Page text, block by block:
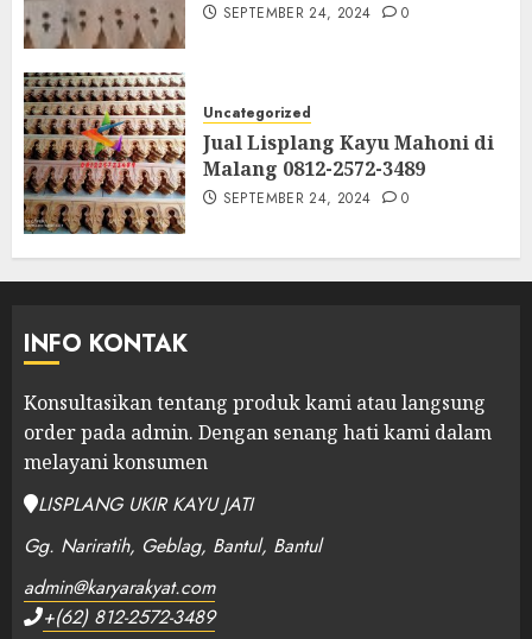
SEPTEMBER 24, 2024 0
Uncategorized
Jual Lisplang Kayu Mahoni di
Malang 0812-2572-3489
SEPTEMBER 24, 2024 0
INFO KONTAK
Konsultasikan tentang produk kami atau langsung
order pada admin. Dengan senang hati kami dalam
melayani konsumen
LISPLANG UKIR KAYU JATI
Gg. Nariratih, Geblag, Bantul, Bantul
admin@karyarakyat.com
+(62) 812-2572-3489